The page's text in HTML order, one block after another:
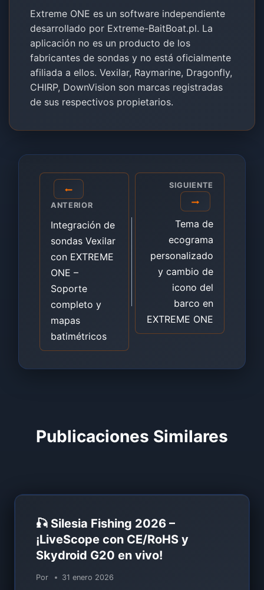
Extreme ONE es un software independiente
desarrollado por Extreme-BaitBoat.pl. La
aplicación no es un producto de los
fabricantes de sondas y no está oficialmente
afiliada a ellos. Vexilar, Raymarine, Dragonfly,
CHIRP, DownVision son marcas registradas
de sus respectivos propietarios.
Navegación
de
entradas
ANTERIOR
Integración de
sondas Vexilar
con EXTREME
ONE –
Soporte
completo y
mapas
batimétricos
SIGUIENTE
Tema de
ecograma
personalizado
y cambio de
icono del
barco en
EXTREME ONE
Publicaciones Similares
🎣 Silesia Fishing 2026 –
¡LiveScope con CE/RoHS y
Skydroid G20 en vivo!
Por 31 enero 2026